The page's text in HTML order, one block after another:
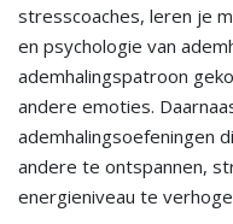
stresscoaches, leren je
en psychologie van
ademhalingspatroon
andere emoties.
ademhalingsoefeningen
andere te ontspannen,
energieniveau te